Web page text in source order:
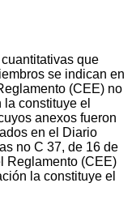
que
se indican en
(CEE) no
constituye el
anexos fueron
en el Diario
no C 37, de 16 de
Reglamento (CEE)
la constituye el